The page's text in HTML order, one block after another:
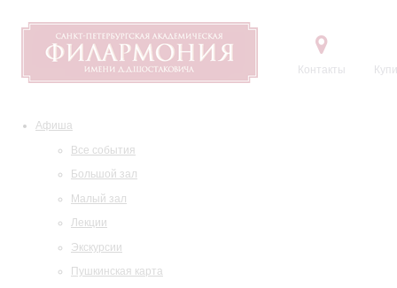
Контакты
Афиша
Все события
Большой зал
Малый зал
Лекции
Экскурсии
Пушкинская карта